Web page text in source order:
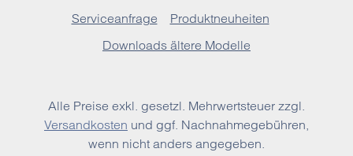
Serviceanfrage
Produktneuheiten
Downloads ältere Modelle
Alle Preise exkl. gesetzl. Mehrwertsteuer zzgl.
Versandkosten und ggf. Nachnahmegebühren,
wenn nicht anders angegeben.